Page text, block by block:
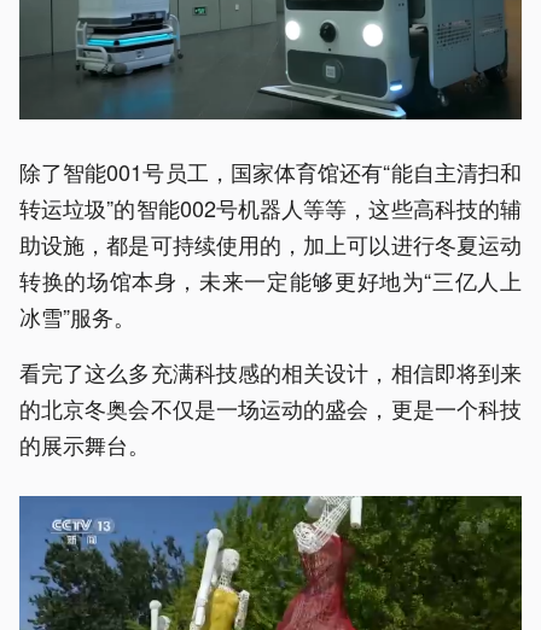
除了智能001号员工，国家体育馆还有“能自主清扫和
转运垃圾”的智能002号机器人等等，这些高科技的辅
助设施，都是可持续使用的，加上可以进行冬夏运动
转换的场馆本身，未来一定能够更好地为“三亿人上
冰雪”服务。
看完了这么多充满科技感的相关设计，相信即将到来
的北京冬奥会不仅是一场运动的盛会，更是一个科技
的展示舞台。